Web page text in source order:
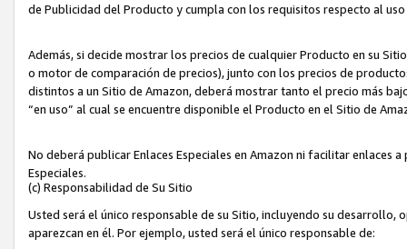
de Publicidad del Producto y cumpla con los requisitos respecto al uso
Además, si decide mostrar los precios de cualquier Producto en su
o motor de comparación de precios), junto con los precios de
distintos a un Sitio de Amazon, deberá mostrar tanto el precio más
“en uso” al cual se encuentre disponible el Producto en el Sitio de
No deberá publicar Enlaces Especiales en Amazon ni facilitar enlaces
Especiales.
(c) Responsabilidad de Su Sitio
Usted será el único responsable de su Sitio, incluyendo su
aparezcan en él. Por ejemplo, usted será el único responsable de: